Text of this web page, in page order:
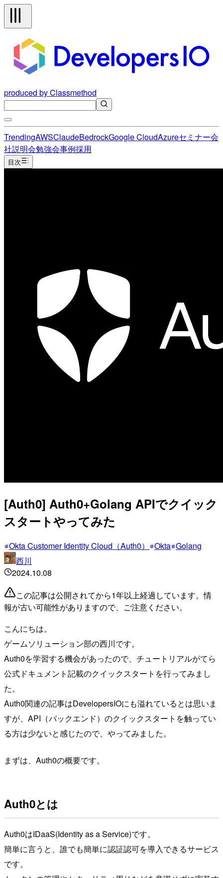
produced by Classmethod
TrendingAWSClaudeBedrockGoogle CloudAzureセミナー会
社説明会勉強会事例採用
目次
[Auth0] Auth0+Golang APIでクイック
スタートやってみた
Okta Customer Identity Cloud（Auth0） Okta Golang
西川
2024.10.08
この記事は公開されてから1年以上経過しています。情
報が古い可能性がありますので、ご注意ください。
こんにちは。
ゲームソリューション部の西川です。
Auth0を学習する機会があったので、チュートリアルがてら
公式ドキュメント記載のクイックスタートを行ってみまし
た。
Auth0関連の記事はDevelopersIOにも溢れているとは思いま
すが、API（バックエンド）のクイックスタートを触ってい
る方は少ないと感じたので、やってみました。
まずは、Auth0の概要です。
Auth0とは
Auth0はIDaaS(Identity as a Service)です。
簡単に言うと、誰でも簡単に認証認可を導入できるサービス
です。